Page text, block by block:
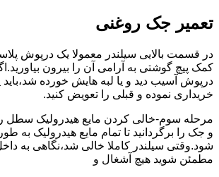
تعمیر جک روغنی
در قسمت بالایی سیلندر معمولا یک درپوش
کمک پیچ گوشتی به آرامی آن را بیرون
درپوش آسیب دید و یا لبه هایش خورده
خریداری نموده و قبلی را تعویض کنید.
مرحله سوم-خالی کردن مایع هیدرولیک سطل
و جک را برگردانید تا تمام مایع هیدرولیک به
شود.وقتی سیلندر کاملا خالی شد،نگاهی به داخل
مطمئن شوید هیچ آشغال و